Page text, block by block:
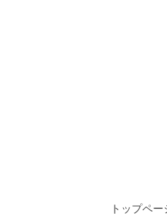
トップペー